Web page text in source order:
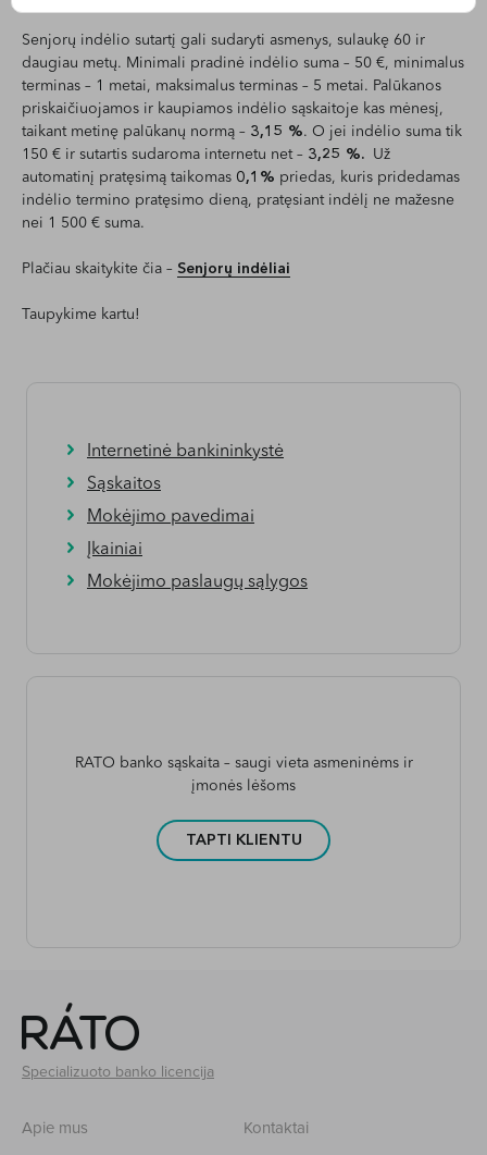
Senjorų indėlio sutartį gali sudaryti asmenys, sulaukę 60 ir
daugiau metų. Minimali pradinė indėlio suma – 50 €, minimalus
terminas – 1 metai, maksimalus terminas – 5 metai. Palūkanos
priskaičiuojamos ir kaupiamos indėlio sąskaitoje kas mėnesį,
taikant metinę palūkanų normą – 3,15 %. O jei indėlio suma tik
150 € ir sutartis sudaroma internetu net – 3,25 %. Už
automatinį pratęsimą taikomas 0,1 % priedas, kuris pridedamas
indėlio termino pratęsimo dieną, pratęsiant indėlį ne mažesne
nei 1 500 € suma.
Plačiau skaitykite čia – Senjorų indėliai
Taupykime kartu!
Internetinė bankininkystė
Sąskaitos
Mokėjimo pavedimai
Įkainiai
Mokėjimo paslaugų sąlygos
RATO banko sąskaita – saugi vieta asmeninėms ir
įmonės lėšoms
TAPTI KLIENTU
Specializuoto banko licencija
Apie mus Kontaktai